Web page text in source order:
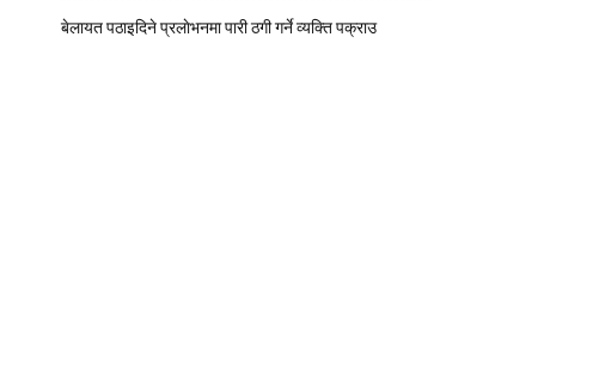
बेलायत पठाइदिने प्रलाेभनमा पारी ठगी गर्ने व्यक्ति पक्राउ